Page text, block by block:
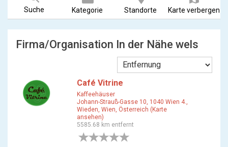
Suche Kategorie Standorte Karte verbergen
Firma/Organisation In der Nähe wels
Café Vitrine
Kaffeehäuser
Johann-Strauß-Gasse 10, 1040 Wien 4.,
Wieden, Wien, Österreich (Karte
ansehen)
5585.68 km entfernt